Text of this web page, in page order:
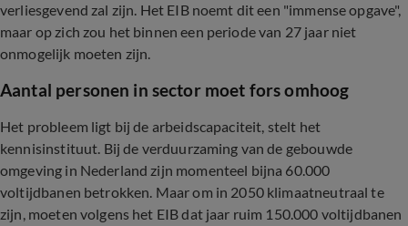
verliesgevend zal zijn. Het EIB noemt dit een "immense opgave",
maar op zich zou het binnen een periode van 27 jaar niet
onmogelijk moeten zijn.
Aantal personen in sector moet fors omhoog
Het probleem ligt bij de arbeidscapaciteit, stelt het
kennisinstituut. Bij de verduurzaming van de gebouwde
omgeving in Nederland zijn momenteel bijna 60.000
voltijdbanen betrokken. Maar om in 2050 klimaatneutraal te
zijn, moeten volgens het EIB dat jaar ruim 150.000 voltijdbanen